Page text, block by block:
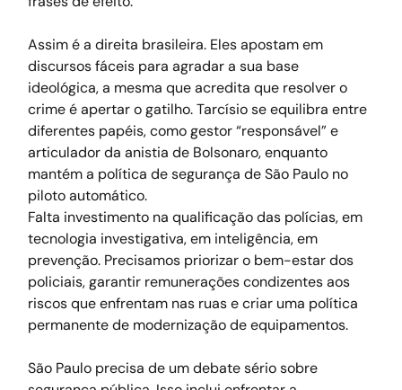
Assim é a direita brasileira. Eles apostam em
discursos fáceis para agradar a sua base
ideológica, a mesma que acredita que resolver o
crime é apertar o gatilho. Tarcísio se equilibra entre
diferentes papéis, como gestor “responsável” e
articulador da anistia de Bolsonaro, enquanto
mantém a política de segurança de São Paulo no
piloto automático.
Falta investimento na qualificação das polícias, em
tecnologia investigativa, em inteligência, em
prevenção. Precisamos priorizar o bem-estar dos
policiais, garantir remunerações condizentes aos
riscos que enfrentam nas ruas e criar uma política
permanente de modernização de equipamentos.
São Paulo precisa de um debate sério sobre